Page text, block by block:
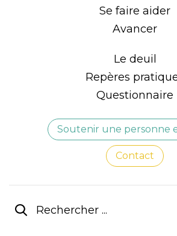
Se faire aider
Avancer
Le deuil
Repères
Questionnaire
Soutenir une personne
Contact